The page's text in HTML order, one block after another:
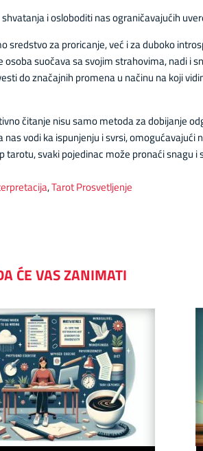
i osloboditi nas ograničavajućih
za proricanje, već i za duboko
suočava sa svojim strahovima, nadi i
do značajnih promena u načinu na koji
čitanje nisu samo metoda za dobijanje
vodi ka ispunjenju i svrsi, omogućavajući
svaki pojedinac može pronaći snagu
,Tarot Prosvetljenje
ĆE VAS ZANIMATI